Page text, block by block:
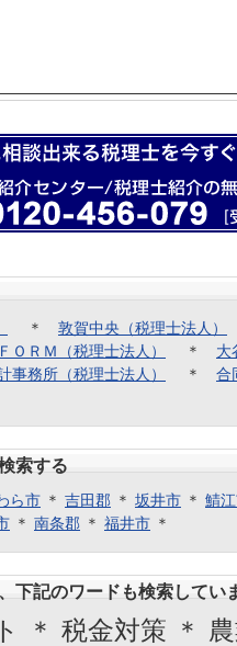
＊ 敦賀中央（税理士法人）
ＦＯＲＭ（税理士法人） ＊ 大
事務所（税理士法人） ＊ 合
索する
ら市 ＊ 吉田郡 ＊ 坂井市 ＊ 鯖
＊ 南条郡 ＊ 福井市 ＊
下記のワードも検索してい
＊ 税金対策 ＊